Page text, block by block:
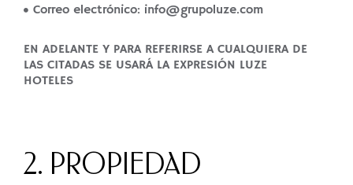
Correo electrónico: info@grupoluze.com
EN ADELANTE Y PARA REFERIRSE A CUALQUIERA DE
LAS CITADAS SE USARÁ LA EXPRESIÓN LUZE
HOTELES
2. PROPIEDAD